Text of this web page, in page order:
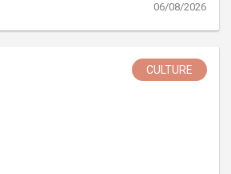
06/08/2026
CULTURE